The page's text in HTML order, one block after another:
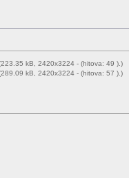
(223.35 kB, 2420x3224 - (hitova: 49 ).)
(289.09 kB, 2420x3224 - (hitova: 57 ).)